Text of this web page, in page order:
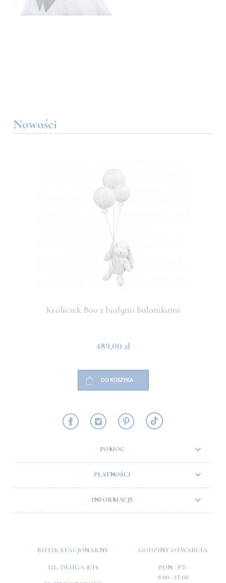
Nowości
Króliczek Boo z białymi balonikami
489,00 zł
DO KOSZYKA
POMOC
PŁATNOŚCI
INFORMACJE
BUTIK STACJONARNY
UL. DŁUGA 8/14
GODZINY OTWARCIA
PON - PT:
9:00 - 17:00